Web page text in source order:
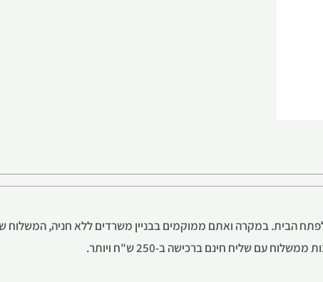
הבית. במקרה ואתם ממוקמים בבניין משרדים ללא חניה, המשלוח
עם שליח חינם ברכישה ב-250 ש"ח ויותר.